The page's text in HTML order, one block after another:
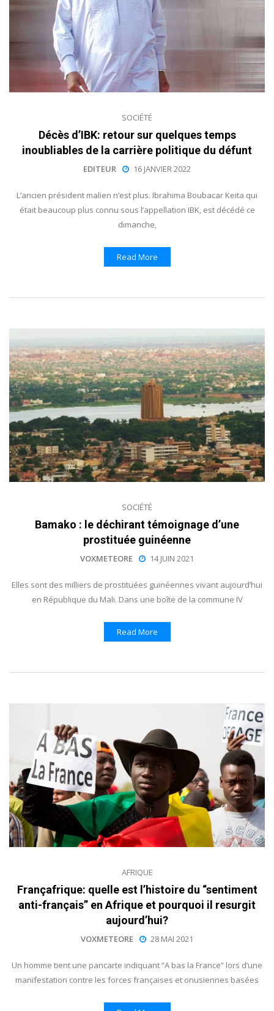
SOCIÉTÉ
Décès d’IBK: retour sur quelques temps
inoubliables de la carrière politique du défunt
EDITEUR 16 JANVIER 2022
L’ancien président malien n’est plus. Ibrahima Boubacar Keita qui
était beaucoup plus connu sous l’appellation IBK, est décédé ce
dimanche,
Read More
SOCIÉTÉ
Bamako : le déchirant témoignage d’une
prostituée guinéenne
VOXMETEORE 14 JUIN 2021
Elles sont des milliers de prostituées guinéennes vivant aujourd’hui
en République du Mali. Dans une boîte de la commune IV
Read More
AFRIQUE
Françafrique: quelle est l’histoire du “sentiment
anti-français” en Afrique et pourquoi il resurgit
aujourd’hui?
VOXMETEORE 28 MAI 2021
Un homme tient une pancarte indiquant “A bas la France” lors d’une
manifestation contre les forces françaises et onusiennes basées